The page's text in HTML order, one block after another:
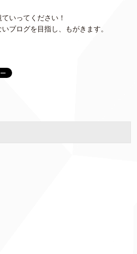
いってください！
ブログを目指し、もがきます。